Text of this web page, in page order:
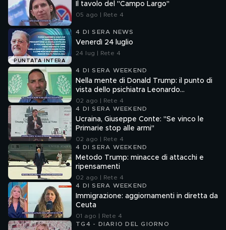
Il tavolo del "Campo Largo"
05 ago | Rete 4
PUNTATA INTERA
4 DI SERA NEWS
Venerdì 24 luglio
24 lug | Rete 4
4 DI SERA WEEKEND
Nella mente di Donald Trump: il punto di
vista dello psichiatra Leonardo
Mendolicchio
02 ago | Rete 4
4 DI SERA WEEKEND
Ucraina, Giuseppe Conte: "Se vinco le
Primarie stop alle armi"
02 ago | Rete 4
4 DI SERA WEEKEND
Metodo Trump: minacce di attacchi e
ripensamenti
02 ago | Rete 4
4 DI SERA WEEKEND
Immigrazione: aggiornamenti in diretta da
Ceuta
01 ago | Rete 4
TG4 - DIARIO DEL GIORNO